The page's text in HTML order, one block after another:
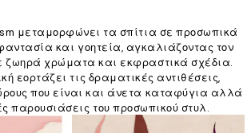
μεταμορφώνει τα σπίτια σε προσωπικά
και γοητεία, αγκαλιάζοντας τον
ζωηρά χρώματα και εκφραστικά σχέδια.
εορτάζει τις δραματικές αντιθέσεις,
που είναι και άνετα καταφύγια αλλά
παρουσιάσεις του προσωπικού στυλ.